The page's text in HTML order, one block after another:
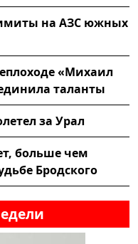
на АЗС южных
«Михаил
таланты
за Урал
больше чем
Бродского